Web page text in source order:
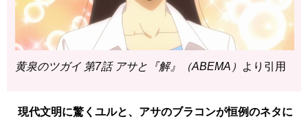
黄泉のツガイ 第7話 アサと『解』（ABEMA） より引用
現代文明に驚くユルと、アサのブラコンが恒例のネタに